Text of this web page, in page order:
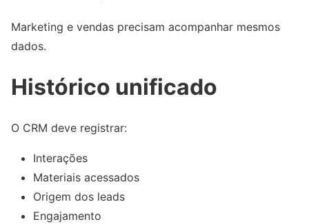
Marketing e vendas precisam acompanhar mesmos
dados.
Histórico unificado
O CRM deve registrar:
Interações
Materiais acessados
Origem dos leads
Engajamento